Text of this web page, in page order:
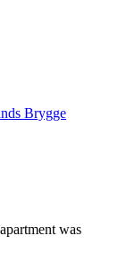
Brygge
was